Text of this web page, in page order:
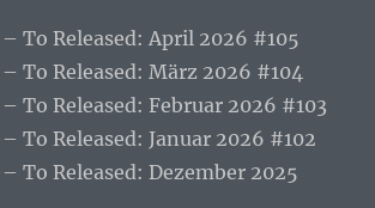
To Released: April 2026 #105
To Released: März 2026 #104
To Released: Februar 2026 #103
To Released: Januar 2026 #102
To Released: Dezember 2025